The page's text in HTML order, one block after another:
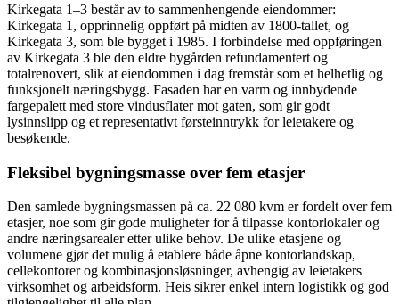
Kirkegata 1–3 består av to sammenhengende eiendommer:
Kirkegata 1, opprinnelig oppført på midten av 1800-tallet, og
Kirkegata 3, som ble bygget i 1985. I forbindelse med oppføringen
av Kirkegata 3 ble den eldre bygården refundamentert og
totalrenovert, slik at eiendommen i dag fremstår som et helhetlig og
funksjonelt næringsbygg. Fasaden har en varm og innbydende
fargepalett med store vindusflater mot gaten, som gir godt
lysinnslipp og et representativt førsteinntrykk for leietakere og
besøkende.
Fleksibel bygningsmasse over fem etasjer
Den samlede bygningsmassen på ca. 22 080 kvm er fordelt over fem
etasjer, noe som gir gode muligheter for å tilpasse kontorlokaler og
andre næringsarealer etter ulike behov. De ulike etasjene og
volumene gjør det mulig å etablere både åpne kontorlandskap,
cellekontorer og kombinasjonsløsninger, avhengig av leietakers
virksomhet og arbeidsform. Heis sikrer enkel intern logistikk og god